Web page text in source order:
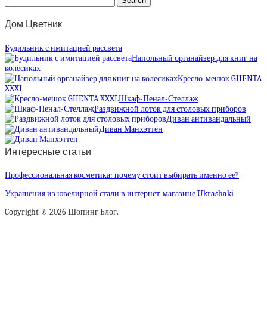
Дом Цветник
Будильник с имитацией рассвета
Напольный органайзер для книг на
колесиках
Кресло-мешок GHENTA
XXXL
Шкаф-Пенал-Стеллаж
Раздвижной лоток для столовых приборов
Диван антивандальный
Диван Манхэттен
Интересные статьи
Профессиональная косметика: почему стоит выбирать именно ее?
Украшения из ювелирной стали в интернет-магазине Ukrashaki
Copyright © 2026 Шопинг Блог.